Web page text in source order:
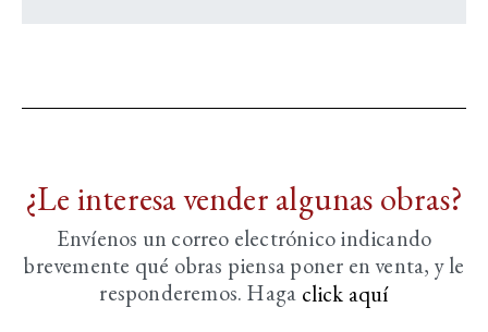
¿Le interesa vender algunas obras?
Envíenos un correo electrónico indicando
brevemente qué obras piensa poner en venta, y le
responderemos. Haga click aquí­